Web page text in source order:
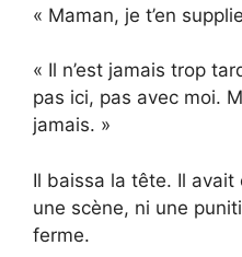
« Maman, je t’en
« Il n’est jamais trop
pas ici, pas avec moi.
jamais. »
Il baissa la tête. Il avait
une scène, ni une
ferme.